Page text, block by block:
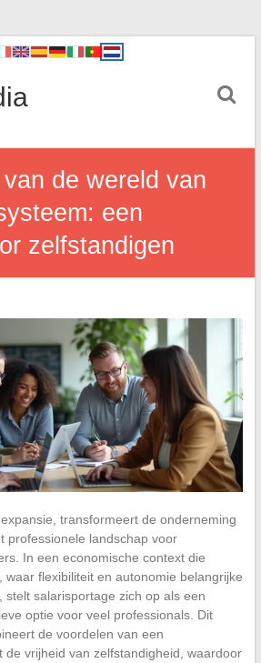
de wereld van
een
zelfstandigen
transformeert de onderneming
professionele landschap voor
In een economische context die
flexibiliteit en autonomie belangrijke
stelt salarisportage zich op als een
optie voor veel professionals. Dit
de voordelen van een
de vrijheid van zelfstandigheid, waardoor